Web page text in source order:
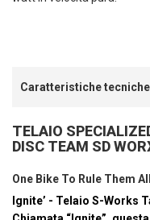
Caratteristiche tecniche
TELAIO
DISC TEAM SD
One Bike To Rule Them All
Ignite’ - Telaio S-Works